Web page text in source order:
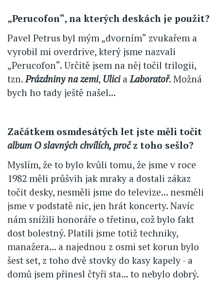
„Perucofon“, na kterých deskách je použit?
Pavel Petrus byl mým „dvorním“ zvukařem a
vyrobil mi overdrive, který jsme nazvali
„Perucofon“. Určitě jsem na něj točil trilogii,
tzn. Prázdniny na zemi, Ulicia Laboratoř. Možná
bych ho tady ještě našel...
Začátkem osmdesátých let jste měli točit
album O slavných chvílích, pročz toho sešlo?
Myslím, že to bylo kvůli tomu, že jsme v roce
1982 měli průšvih jak mraky a dostali zákaz
točit desky, nesměli jsme do televize... nesměli
jsme v podstatě nic, jen hrát koncerty. Navíc
nám snížili honoráře o třetinu, což bylo fakt
dost bolestný. Platili jsme totiž techniky,
manažera... a najednou z osmi set korun bylo
šest set, z toho dvě stovky do kasy kapely - a
domů jsem přinesl čtyři sta... to nebylo dobrý.